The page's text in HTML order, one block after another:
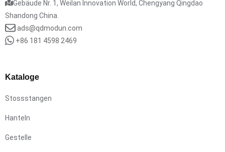
Gebäude Nr. 1, Weilan Innovation World, Chengyang Qingdao
Shandong China.
ads@qdmodun.com
+86 181 4598 2469
Kataloge
Stossstangen
Hanteln
Gestelle